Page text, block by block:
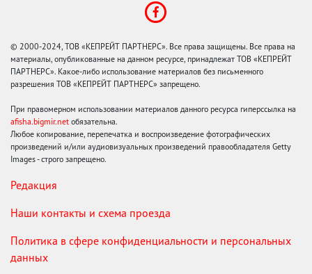
© 2000-2024, ТОВ «КЕПРЕЙТ ПАРТНЕРС». Все права защищены. Все права на
материалы, опубликованные на данном ресурсе, принадлежат ТОВ «КЕПРЕЙТ
ПАРТНЕРС». Какое-либо использование материалов без письменного
разрешения ТОВ «КЕПРЕЙТ ПАРТНЕРС» запрещено.
При правомерном использовании материалов данного ресурса гиперссылка на
afisha.bigmir.net обязательна.
Любое копирование, перепечатка и воспроизведение фотографических
произведений и/или аудиовизуальных произведений правообладателя Getty
Images - строго запрещено.
Редакция
Наши контакты и схема проезда
Политика в сфере конфиденциальности и персональных
данных